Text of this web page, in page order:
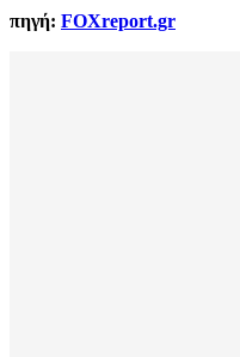
πηγή: FOXreport.gr